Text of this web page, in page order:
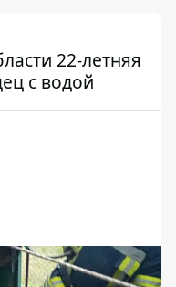
22-летняя
с водой